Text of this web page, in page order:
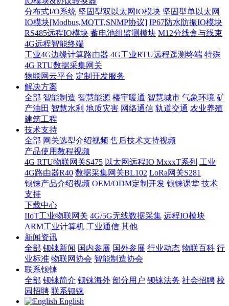
分布式I/O系统 坚固型双以太网IO模块 坚固型单以太网
IO模块[Modbus,MQTT,SNMP协议] IP67防水防振IO模块
RS485远程IO模块 蓄电池组监测模块 M12分线盒与线束
4G远程智能终端
工业4G边缘计算路由器 4G工业RTU远程遥测终端 特殊
4G RTU数据采集网关
物联网云平台 定制开发服务
解决方案
全部 智能制造 智慧能源 楼宇暖通 智慧城市 气象环境 矿
产油田 智慧水利 地质灾害 网络通信 轨道交通 农业养殖
建筑工程
技术支持
全部 网关选型介绍视频 售后技术支持视频
产品使用教程视频
4G RTU物联网关S475 以太网远程IO MxxxT系列 工业
4G路由器R40 数据采集网关BL102 LoRa网关S281
钡铼产品介绍视频 OEM/ODM定制开发 钡铼课堂 技术
支持
下载中心
IIoT工业物联网关 4G/5G无线数据采集 远程IO模块
ARM工业计算机 工业通信 其他
新闻资讯
全部 钡铼新闻 国内参展 国外参展 行业动态 物联百科 行
业标准 物联网协会 智能制造协会
联系钡铼
全部 钡铼简介 钡铼海外 部分用户 钡铼法务 社会招聘 校
园招聘 联系钡铼
English